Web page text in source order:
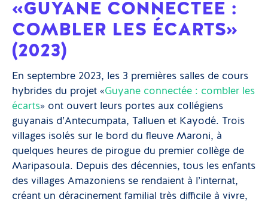
«GUYANE CONNECTÉE :
COMBLER LES ÉCARTS»
(2023)
En septembre 2023, les 3 premières salles de cours
hybrides du projet «Guyane connectée : combler les
écarts» ont ouvert leurs portes aux collégiens
guyanais d’Antecumpata, Talluen et Kayodé. Trois
villages isolés sur le bord du fleuve Maroni, à
quelques heures de pirogue du premier collège de
Maripasoula. Depuis des décennies, tous les enfants
des villages Amazoniens se rendaient à l’internat,
créant un déracinement familial très difficile à vivre,